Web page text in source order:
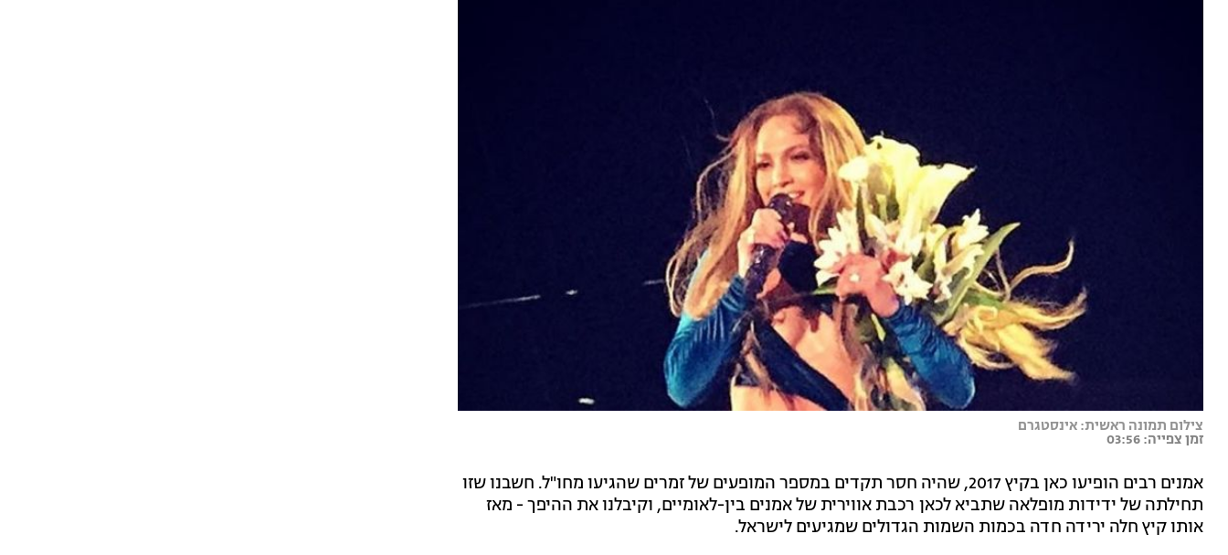
צילום תמונה ראשית: אינסטגרם
זמן צפייה: 03:56
אמנים רבים הופיעו כאן בקיץ 2017, שהיה חסר תקדים במספר המופעים של זמרים שהגיעו מחו"ל. חשבנו שזו
תחילתה של ידידות מופלאה שתביא לכאן רכבת אווירית של אמנים בין-לאומיים, וקיבלנו את ההיפך - מאז
אותו קיץ חלה ירידה חדה בכמות השמות הגדולים שמגיעים לישראל.